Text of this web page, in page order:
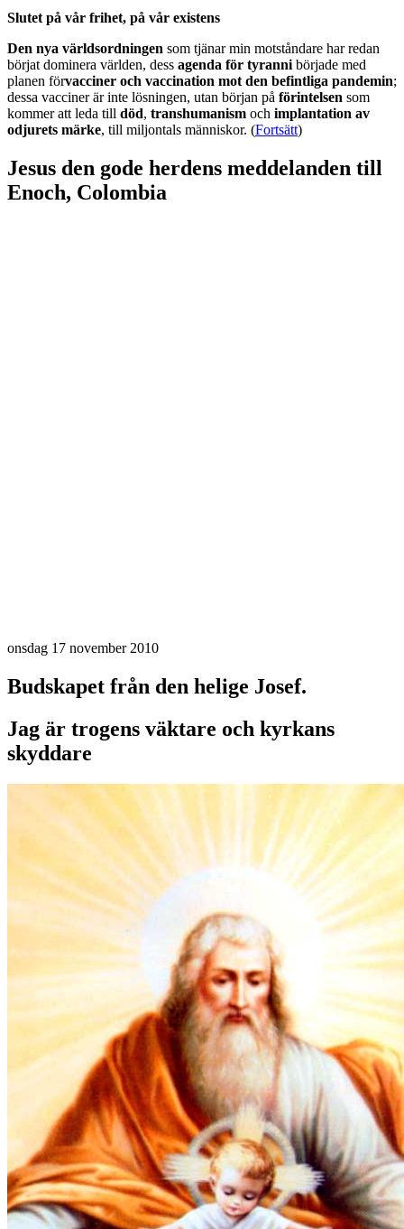
Slutet på vår frihet, på vår existens
Den nya världsordningen som tjänar min motståndare har redan
börjat dominera världen, dess agenda för tyranni började med
planen förvacciner och vaccination mot den befintliga pandemin;
dessa vacciner är inte lösningen, utan början på förintelsen som
kommer att leda till död, transhumanism och implantation av
odjurets märke, till miljontals människor. (Fortsätt)
Jesus den gode herdens meddelanden till
Enoch, Colombia
onsdag 17 november 2010
Budskapet från den helige Josef.
Jag är trogens väktare och kyrkans
skyddare